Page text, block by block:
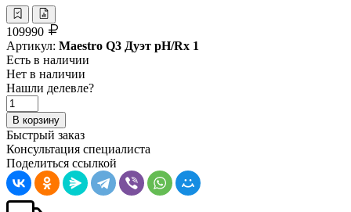
109990
Артикул: Maestro Q3 Дуэт pH/Rx 1
Есть в наличии
Нет в наличии
Нашли делевле?
В корзину
Быстрый заказ
Консультация специалиста
Поделиться ссылкой